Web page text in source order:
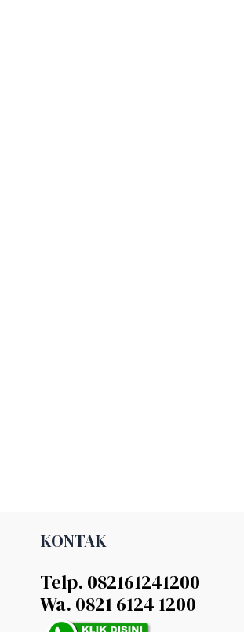
KONTAK
Telp. 082161241200
Wa. 0821 6124 1200